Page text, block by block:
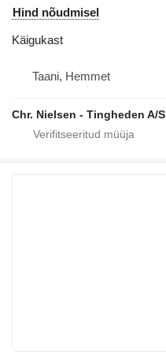
Hind nõudmisel
Käigukast
Taani, Hemmet
Chr. Nielsen - Tingheden A/S